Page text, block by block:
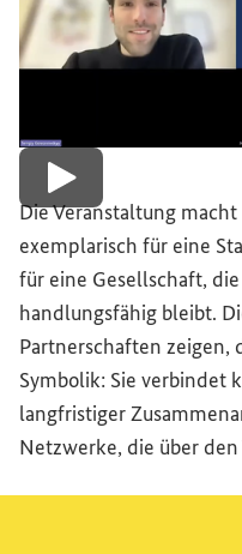
Video abspielen
Die Veranstaltung
exemplarisch für eine
für eine Gesellschaft,
handlungsfähig bleibt.
Partnerschaften zeigen,
Symbolik: Sie verbindet
langfristiger
Netzwerke, die über den